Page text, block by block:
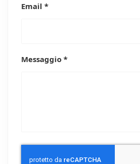
Email *
Messaggio *